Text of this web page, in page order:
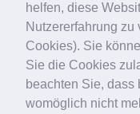
helfen, diese
Nutzererfahrung zu
Cookies). Sie
Sie die Cookies
beachten Sie, dass
womöglich nicht